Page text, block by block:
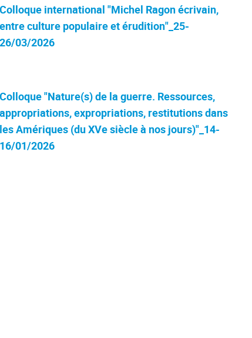
Colloque international "Michel Ragon écrivain,
entre culture populaire et érudition"_25-
26/03/2026
Colloque "Nature(s) de la guerre. Ressources,
appropriations, expropriations, restitutions dans
les Amériques (du XVe siècle à nos jours)"_14-
16/01/2026